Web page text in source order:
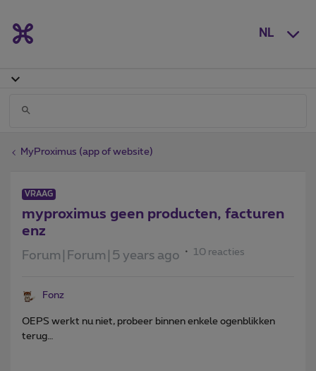
NL
MyProximus (app of website)
VRAAG
myproximus geen producten, facturen
enz
Forum|Forum|5 years ago 10 reacties
Fonz
OEPS werkt nu niet, probeer binnen enkele ogenblikken
terug…